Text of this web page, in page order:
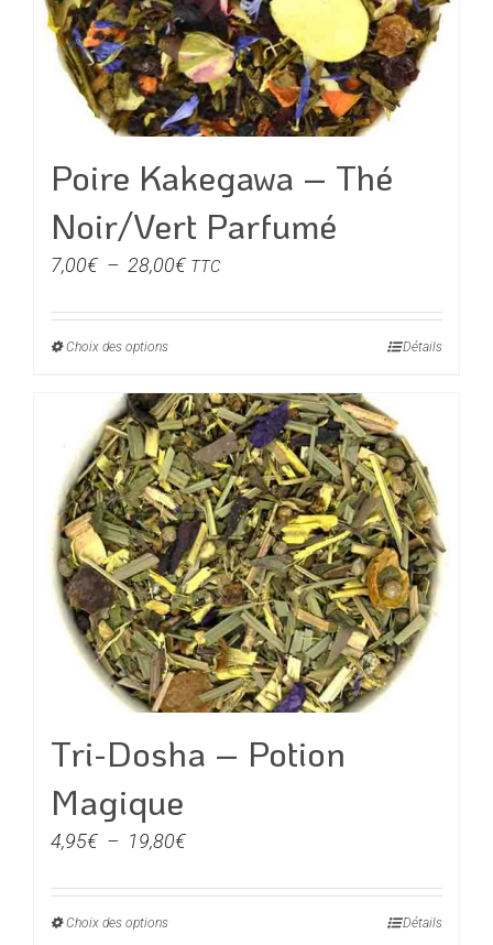
être
choisies
sur
la
page
du
produit
Poire Kakegawa – Thé
Noir/Vert Parfumé
7,00€ – 28,00€Plage
prix :
28,00€
TTC
Choix des optionsCe
a
plusieurs
variations.
Les
options
peuvent
être
choisies
sur
la
page
du
produit
Détails
Tri-Dosha – Potion
Magique
4,95€ – 19,80€Plage
prix :
Choix des optionsCe
Détails